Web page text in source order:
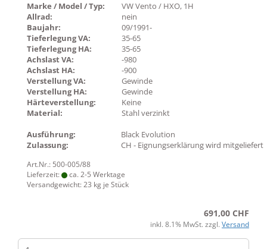
Marke / Model / Typ:
VW Vento / HXO, 1H
Allrad:
nein
Baujahr:
09/1991-
Tieferlegung VA:
35-65
Tieferlegung HA:
35-65
Achslast VA:
-980
Achslast HA:
-900
Verstellung VA:
Gewinde
Verstellung HA:
Gewinde
Härteverstellung:
Keine
Material:
Stahl verzinkt
Ausführung:
Black Evolution
Zulassung:
CH - Eignungserklärung wird mitgeliefert
Art.Nr.: 500-005/88
Lieferzeit:
ca. 2-5 Werktage
Versandgewicht:23 kg je Stück
691,00 CHF
inkl. 8.1% MwSt. zzgl. Versand